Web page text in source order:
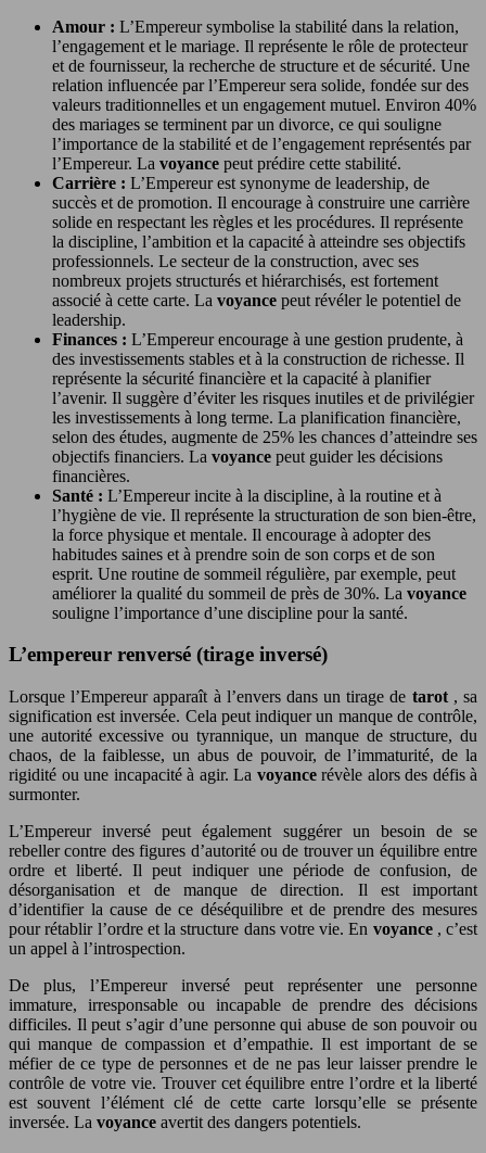
Amour : L’Empereur symbolise la stabilité dans la relation,
l’engagement et le mariage. Il représente le rôle de protecteur
et de fournisseur, la recherche de structure et de sécurité. Une
relation influencée par l’Empereur sera solide, fondée sur des
valeurs traditionnelles et un engagement mutuel. Environ 40%
des mariages se terminent par un divorce, ce qui souligne
l’importance de la stabilité et de l’engagement représentés par
l’Empereur. La voyance peut prédire cette stabilité.
Carrière : L’Empereur est synonyme de leadership, de
succès et de promotion. Il encourage à construire une carrière
solide en respectant les règles et les procédures. Il représente
la discipline, l’ambition et la capacité à atteindre ses objectifs
professionnels. Le secteur de la construction, avec ses
nombreux projets structurés et hiérarchisés, est fortement
associé à cette carte. La voyance peut révéler le potentiel de
leadership.
Finances : L’Empereur encourage à une gestion prudente, à
des investissements stables et à la construction de richesse. Il
représente la sécurité financière et la capacité à planifier
l’avenir. Il suggère d’éviter les risques inutiles et de privilégier
les investissements à long terme. La planification financière,
selon des études, augmente de 25% les chances d’atteindre ses
objectifs financiers. La voyance peut guider les décisions
financières.
Santé : L’Empereur incite à la discipline, à la routine et à
l’hygiène de vie. Il représente la structuration de son bien-être,
la force physique et mentale. Il encourage à adopter des
habitudes saines et à prendre soin de son corps et de son
esprit. Une routine de sommeil régulière, par exemple, peut
améliorer la qualité du sommeil de près de 30%. La voyance
souligne l’importance d’une discipline pour la santé.
L’empereur renversé (tirage inversé)
Lorsque l’Empereur apparaît à l’envers dans un tirage de tarot , sa
signification est inversée. Cela peut indiquer un manque de contrôle,
une autorité excessive ou tyrannique, un manque de structure, du
chaos, de la faiblesse, un abus de pouvoir, de l’immaturité, de la
rigidité ou une incapacité à agir. La voyance révèle alors des défis à
surmonter.
L’Empereur inversé peut également suggérer un besoin de se
rebeller contre des figures d’autorité ou de trouver un équilibre entre
ordre et liberté. Il peut indiquer une période de confusion, de
désorganisation et de manque de direction. Il est important
d’identifier la cause de ce déséquilibre et de prendre des mesures
pour rétablir l’ordre et la structure dans votre vie. En voyance , c’est
un appel à l’introspection.
De plus, l’Empereur inversé peut représenter une personne
immature, irresponsable ou incapable de prendre des décisions
difficiles. Il peut s’agir d’une personne qui abuse de son pouvoir ou
qui manque de compassion et d’empathie. Il est important de se
méfier de ce type de personnes et de ne pas leur laisser prendre le
contrôle de votre vie. Trouver cet équilibre entre l’ordre et la liberté
est souvent l’élément clé de cette carte lorsqu’elle se présente
inversée. La voyance avertit des dangers potentiels.